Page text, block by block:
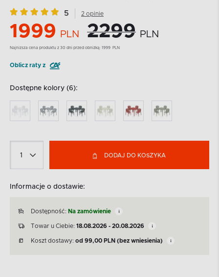
5 2 opinie
1999 PLN 2299 PLN
Najnizsza cena produktu z 30 dni przed obniżką: 1999 PLN
Oblicz raty z
Dostępne kolory (6):
DODAJ DO KOSZYKA
Informacje o dostawie:
Dostępność: Na zamówienie
Towar u Ciebie: 18.08.2026 - 20.08.2026
Koszt dostawy: od 99,00 PLN (bez wniesienia)